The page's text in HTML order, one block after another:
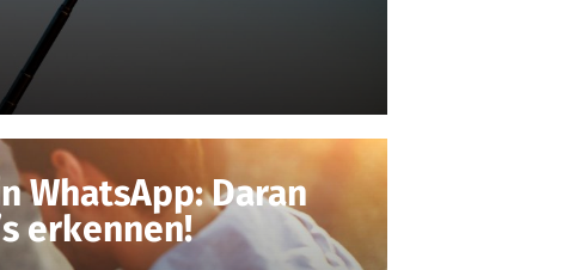
WhatsApp: Daran
erkennen!